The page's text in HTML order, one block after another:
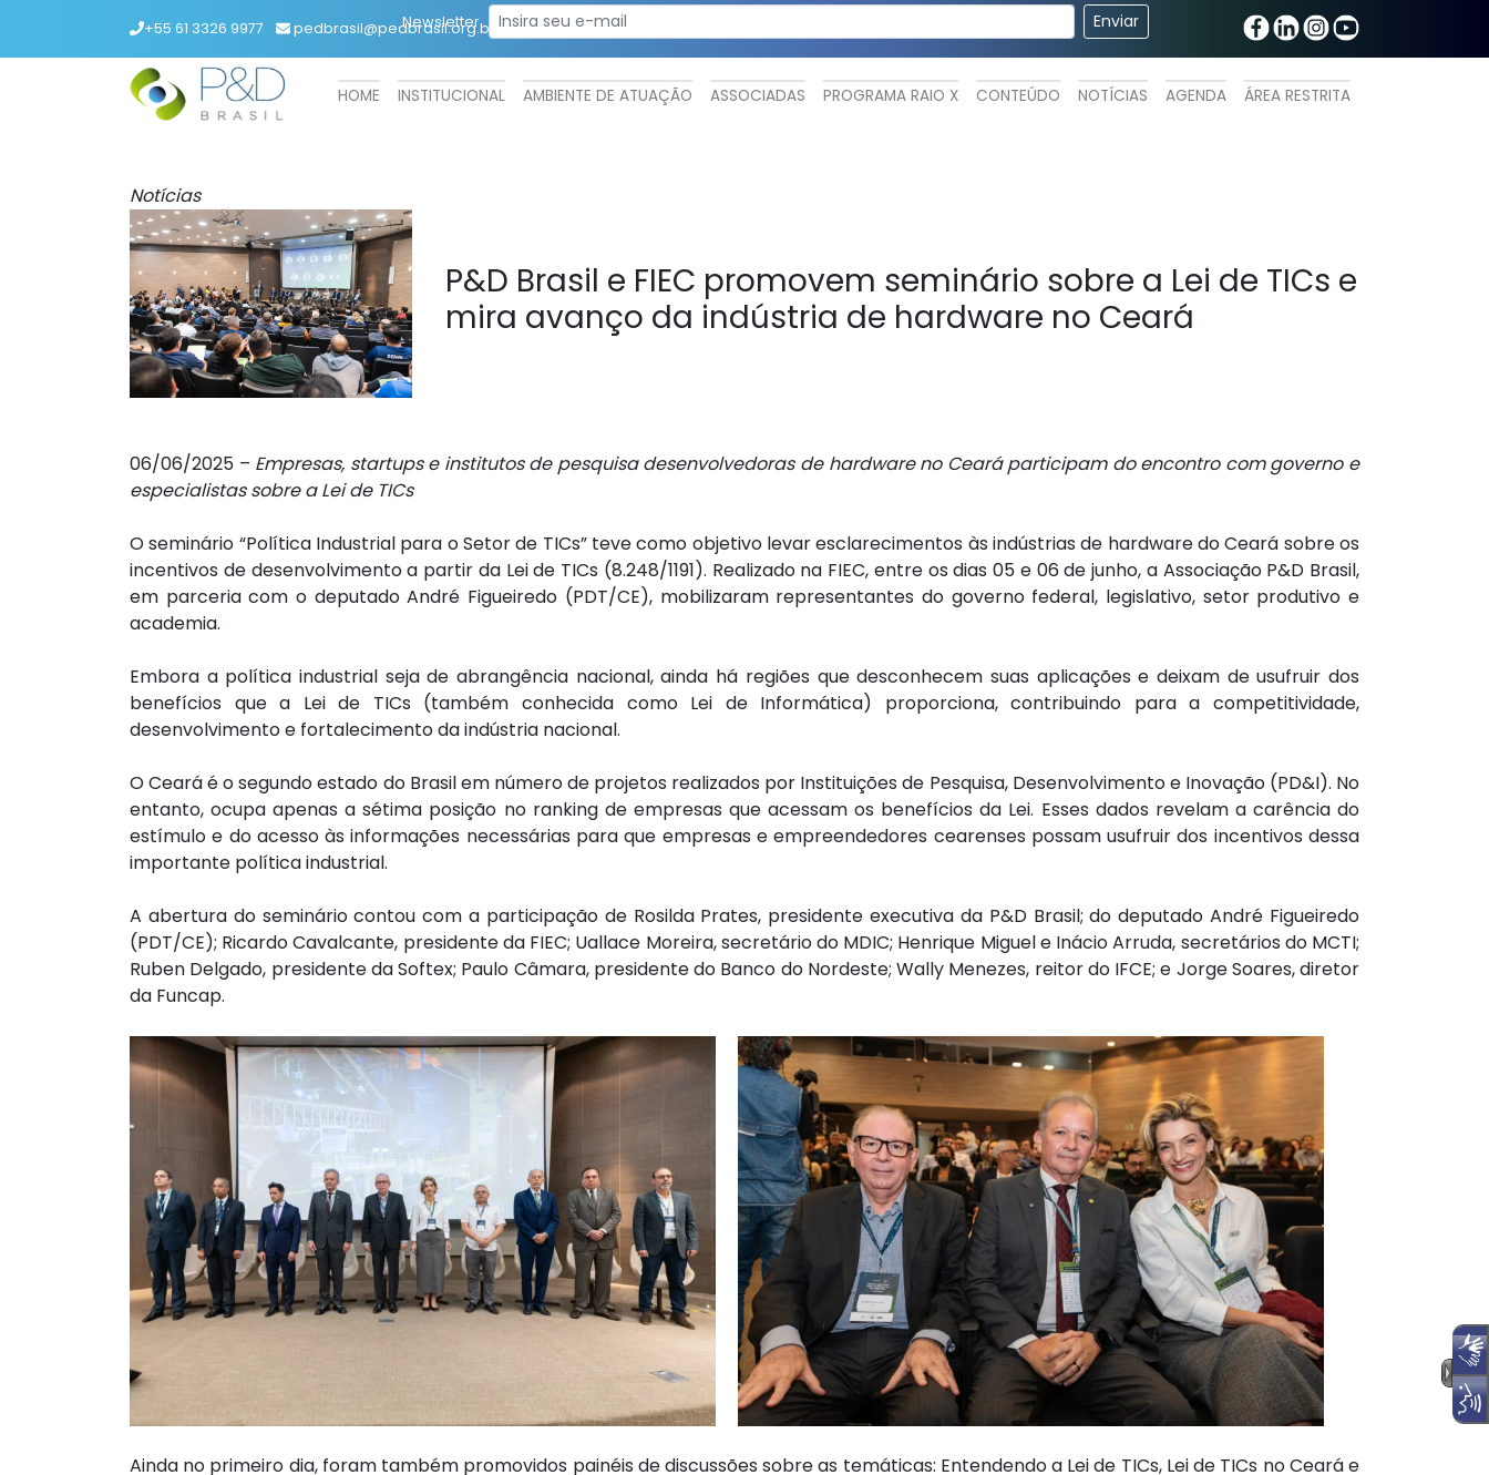
+55 61 3326 9977 pedbrasil@pedbrasil.org.br
Newsletter
HOME INSTITUCIONAL AMBIENTE DE ATUAÇÃO ASSOCIADAS PROGRAMA RAIO X CONTEÚDO NOTÍCIAS AGENDA ÁREA RESTRITA
Notícias
P&D Brasil e FIEC promovem seminário sobre a Lei de TICs e
mira avanço da indústria de hardware no Ceará
06/06/2025 – Empresas, startups e institutos de pesquisa desenvolvedoras de hardware no Ceará participam do encontro com governo e
especialistas sobre a Lei de TICs
O seminário “Política Industrial para o Setor de TICs” teve como objetivo levar esclarecimentos às indústrias de hardware do Ceará sobre os
incentivos de desenvolvimento a partir da Lei de TICs (8.248/1191). Realizado na FIEC, entre os dias 05 e 06 de junho, a Associação P&D Brasil,
em parceria com o deputado André Figueiredo (PDT/CE), mobilizaram representantes do governo federal, legislativo, setor produtivo e
academia.
Embora a política industrial seja de abrangência nacional, ainda há regiões que desconhecem suas aplicações e deixam de usufruir dos
benefícios que a Lei de TICs (também conhecida como Lei de Informática) proporciona, contribuindo para a competitividade,
desenvolvimento e fortalecimento da indústria nacional.
O Ceará é o segundo estado do Brasil em número de projetos realizados por Instituições de Pesquisa, Desenvolvimento e Inovação (PD&I). No
entanto, ocupa apenas a sétima posição no ranking de empresas que acessam os benefícios da Lei. Esses dados revelam a carência do
estímulo e do acesso às informações necessárias para que empresas e empreendedores cearenses possam usufruir dos incentivos dessa
importante política industrial.
A abertura do seminário contou com a participação de Rosilda Prates, presidente executiva da P&D Brasil; do deputado André Figueiredo
(PDT/CE); Ricardo Cavalcante, presidente da FIEC; Uallace Moreira, secretário do MDIC; Henrique Miguel e Inácio Arruda, secretários do MCTI;
Ruben Delgado, presidente da Softex; Paulo Câmara, presidente do Banco do Nordeste; Wally Menezes, reitor do IFCE; e Jorge Soares, diretor
da Funcap.
Ainda no primeiro dia, foram também promovidos painéis de discussões sobre as temáticas: Entendendo a Lei de TICs, Lei de TICs no Ceará e